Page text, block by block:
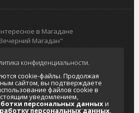
в Магадане
Магадан"
Городская доска объявлений
Главный туристический портал
в отношении обработки
данных
на обработку персональных
конфиденциальности.
cookie-файлы. Продолжая
сайтом, вы подтверждаете
файлов cookie в
уведомлением,
персональных данныхи
персональных данных.